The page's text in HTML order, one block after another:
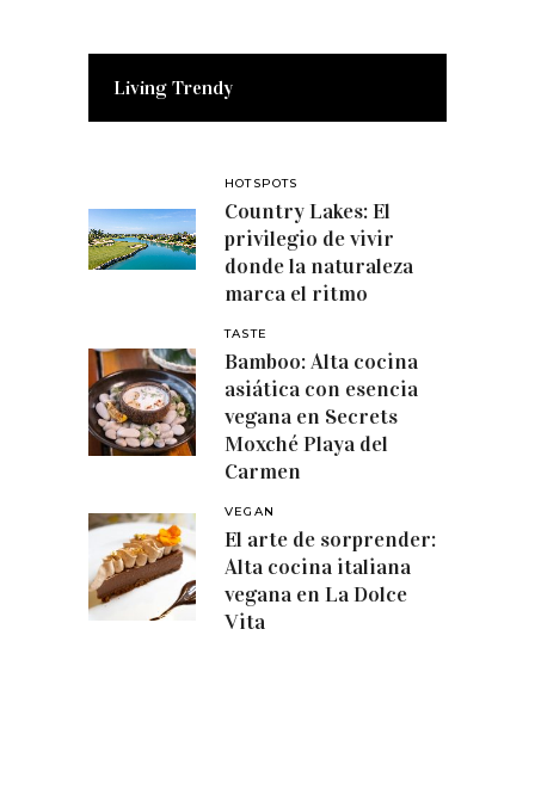
Living Trendy
HOTSPOTS
Country Lakes: El
privilegio de vivir
donde la naturaleza
marca el ritmo
TASTE
Bamboo: Alta cocina
asiática con esencia
vegana en Secrets
Moxché Playa del
Carmen
VEGAN
El arte de sorprender:
Alta cocina italiana
vegana en La Dolce
Vita